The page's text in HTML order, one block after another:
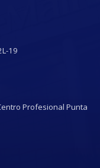
19
Profesional Punta